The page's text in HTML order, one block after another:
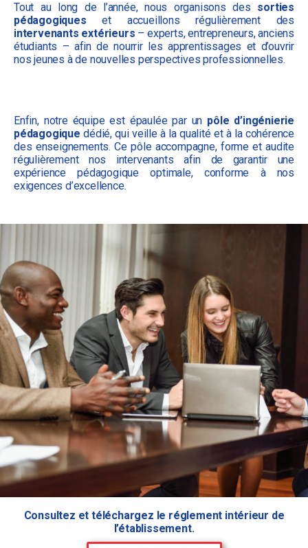
Tout au long de l’année, nous organisons des sorties
pédagogiques et accueillons régulièrement des
intervenants extérieurs – experts, entrepreneurs, anciens
étudiants – afin de nourrir les apprentissages et d’ouvrir
nos jeunes à de nouvelles perspectives professionnelles.
Enfin, notre équipe est épaulée par un pôle d’ingénierie
pédagogique dédié, qui veille à la qualité et à la cohérence
des enseignements. Ce pôle accompagne, forme et audite
régulièrement nos intervenants afin de garantir une
expérience pédagogique optimale, conforme à nos
exigences d’excellence.
Consultez et téléchargez le réglement intérieur de
l’établissement.